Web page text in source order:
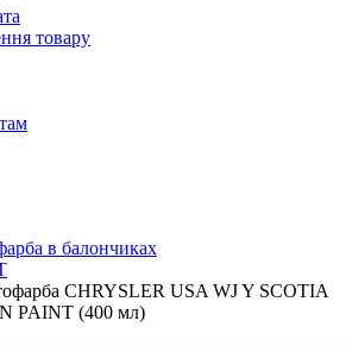
товару
в балончиках
CHRYSLER USA WJ Y SCOTIA
PAINT (400 мл)